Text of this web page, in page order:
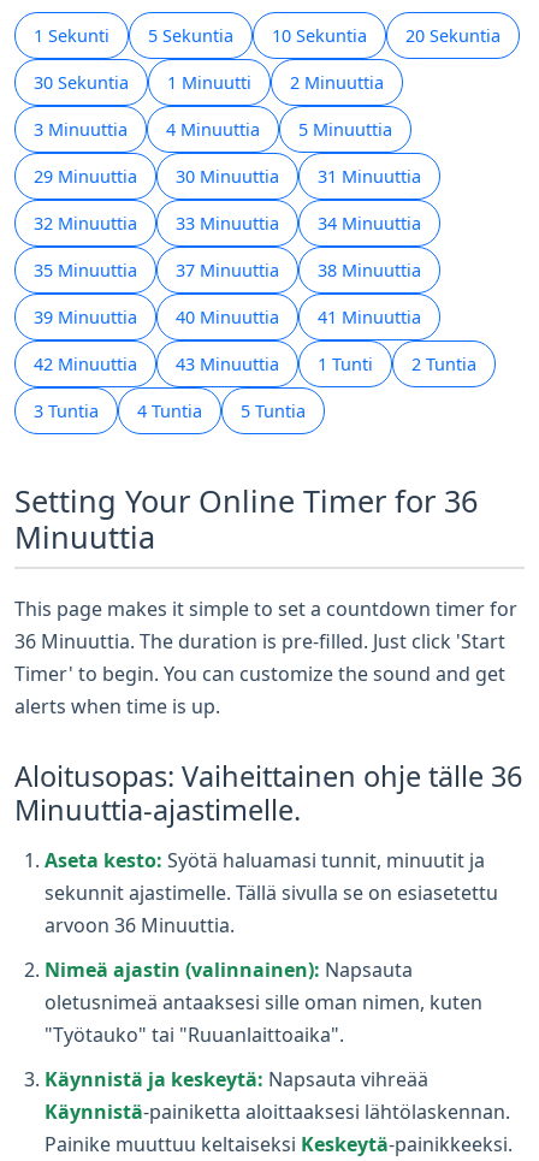
1 Sekunti 5 Sekuntia 10 Sekuntia 20 Sekuntia
30 Sekuntia 1 Minuutti 2 Minuuttia
3 Minuuttia 4 Minuuttia 5 Minuuttia
29 Minuuttia 30 Minuuttia 31 Minuuttia
32 Minuuttia 33 Minuuttia 34 Minuuttia
35 Minuuttia 37 Minuuttia 38 Minuuttia
39 Minuuttia 40 Minuuttia 41 Minuuttia
42 Minuuttia 43 Minuuttia 1 Tunti 2 Tuntia
3 Tuntia 4 Tuntia 5 Tuntia
Setting Your Online Timer for 36
Minuuttia
This page makes it simple to set a countdown timer for
36 Minuuttia. The duration is pre-filled. Just click 'Start
Timer' to begin. You can customize the sound and get
alerts when time is up.
Aloitusopas: Vaiheittainen ohje tälle 36
Minuuttia-ajastimelle.
Aseta kesto: Syötä haluamasi tunnit, minuutit ja
sekunnit ajastimelle. Tällä sivulla se on esiasetettu
arvoon 36 Minuuttia.
Nimeä ajastin (valinnainen): Napsauta
oletusnimeä antaaksesi sille oman nimen, kuten
"Työtauko" tai "Ruuanlaittoaika".
Käynnistä ja keskeytä: Napsauta vihreää
Käynnistä-painiketta aloittaaksesi lähtölaskennan.
Painike muuttuu keltaiseksi Keskeytä-painikkeeksi.